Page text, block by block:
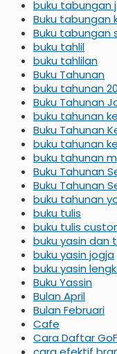
buku tabungan
Buku tabungan
Buku tabungan
buku tahlil
buku tahlilan
Buku Tahunan
buku tahunan
Buku Tahunan
buku tahunan
Buku Tahunan
buku tahunan
buku tahunan
Buku Tahunan
Buku Tahunan
buku tahunan
buku tulis
buku tulis
buku yasin dan
buku yasin jogja
buku yasin
Buku Yassin
Bulan April
Bulan Februari
Cafe
Cara Daftar